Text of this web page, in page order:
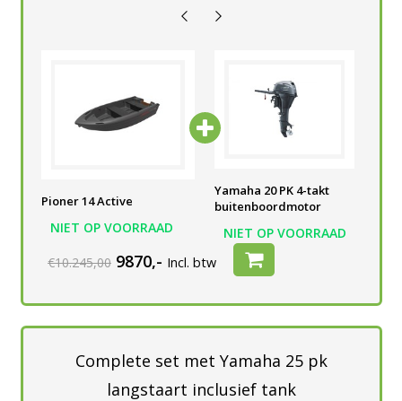
Pioner 14 Active
NIET OP VOORRAAD
buitenboordmotor
NIET OP VOORRAAD
Yamaha 20 PK 4-takt
buitenboordmotor
NIET OP VOORRAAD
€10.245,00 9870,- Incl. btw
Complete set met Yamaha 25 pk
langstaart inclusief tank